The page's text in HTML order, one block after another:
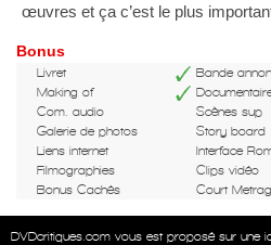
œuvres et ça c’est le plus
Bonus
Livret Bande
Making of
Com. audio
Scènes sup
Galerie de photos
Story board
Liens internet
Interface
Filmographies
Clips vidéo
Bonus Cachés
Court
DVDcritiques.com vous est proposé sur une